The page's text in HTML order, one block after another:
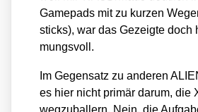
Game­pads mit zu kur­zen
sticks), war das Gezeig­te doch
mungs­voll.
Im Gegen­satz zu ande­ren
es hier nicht pri­mär dar­um, die